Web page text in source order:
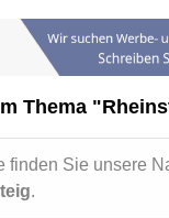
Thema
finden Sie unsere
.